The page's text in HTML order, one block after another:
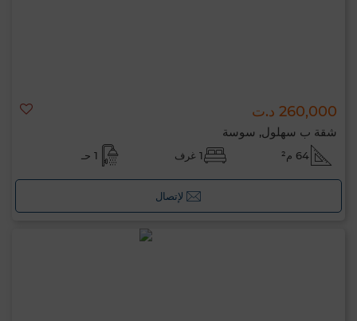
260,000 د.ت
شقة ب سهلول, سوسة
64 م² 1 غرف 1 حـ
لإتصال